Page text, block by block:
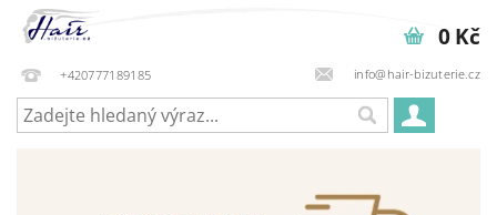
+420777189185 info@hair-bizuterie.cz
0 Kč